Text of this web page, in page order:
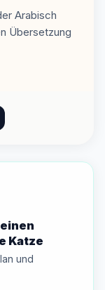
Arabisch
Übersetzung
Katze
und